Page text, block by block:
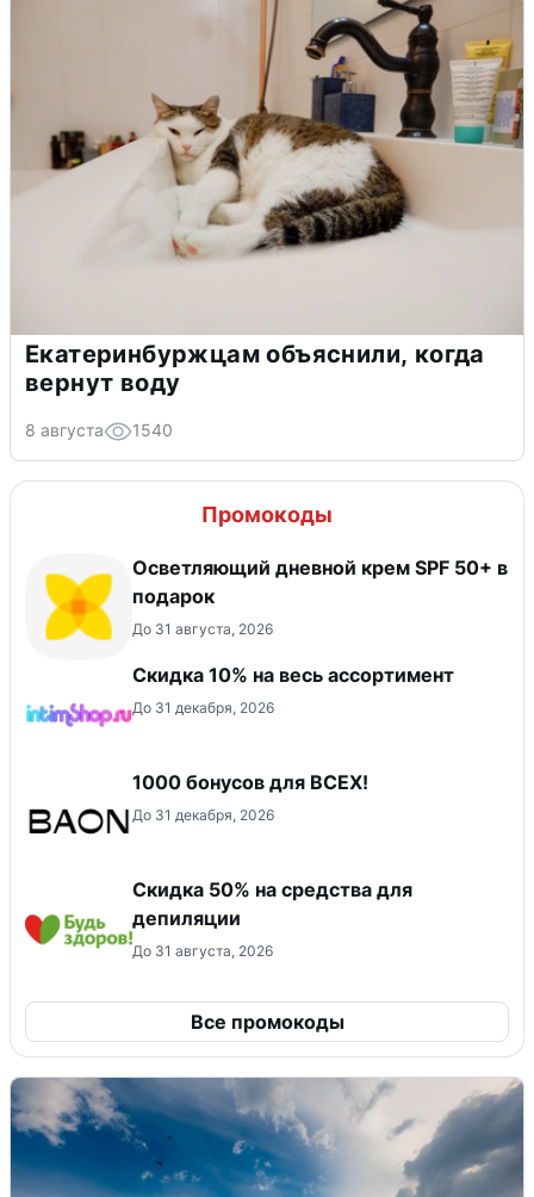
Екатеринбуржцам объяснили, когда
вернут воду
8 августа 1540
Промокоды
Осветляющий дневной крем SPF 50+ в
подарок
До 31 августа, 2026
Скидка 10% на весь ассортимент
До 31 декабря, 2026
1000 бонусов для ВСЕХ!
До 31 декабря, 2026
Скидка 50% на средства для
депиляции
До 31 августа, 2026
Все промокоды